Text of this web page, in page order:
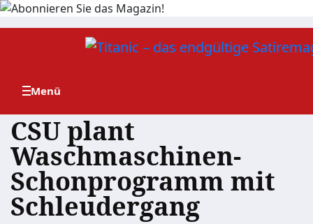
Zum
CSU plant
Waschmaschinen-
Schonprogramm mit
Schleudergang